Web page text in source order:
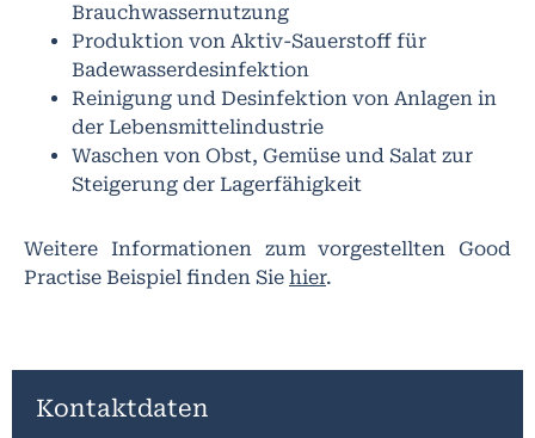
Brauchwassernutzung
Produktion von Aktiv-Sauerstoff für
Badewasserdesinfektion
Reinigung und Desinfektion von Anlagen in
der Lebensmittelindustrie
Waschen von Obst, Gemüse und Salat zur
Steigerung der Lagerfähigkeit
Weitere Informationen zum vorgestellten Good
Practise Beispiel finden Sie hier.
Kontaktdaten